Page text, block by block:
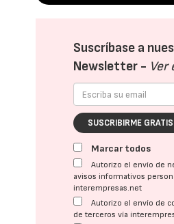
Suscríbase a
Newsletter - Ver
SUSCRIBIRME GRATIS
Marcar todos
Autorizo el envío de
avisos informativos
interempresas.net
Autorizo el envío de
de terceros vía